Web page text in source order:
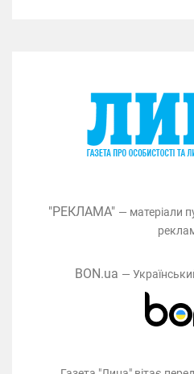
"РЕКЛАМА" — матеріали
BON.ua —